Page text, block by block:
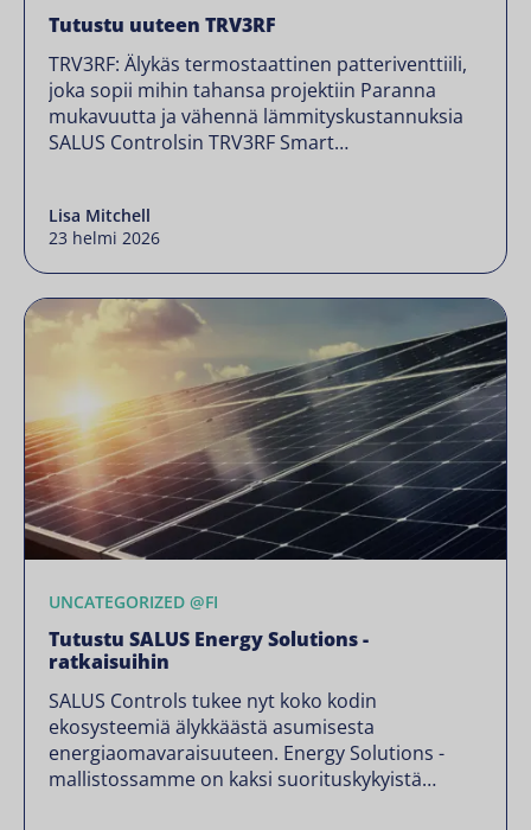
Tutustu uuteen TRV3RF
TRV3RF: Älykäs termostaattinen patteriventtiili,
joka sopii mihin tahansa projektiin Paranna
mukavuutta ja vähennä lämmityskustannuksia
SALUS Controlsin TRV3RF Smart
joustavat ajastusvaihtoehdot mahdollistavat
kunkin huoneen lämpötilan säätämisen
tarpeidesi mukaan, mikä auttaa sinua
säästämään jopa 30 % lämmitysenergiassa.
Käyttäjäkokemukset: mikä todella merkitsee
Hiljainen toiminta, ei häiriötekijöitäTRV3RF toimii
lähes äänettömästi vain 24 […]
Lisa Mitchell
23 helmi 2026
UNCATEGORIZED @FI
Tutustu SALUS Energy Solutions -
ratkaisuihin
SALUS Controls tukee nyt koko kodin
ekosysteemiä älykkäästä asumisesta
energiaomavaraisuuteen. Energy Solutions -
mallistossamme on kaksi suorituskykyistä